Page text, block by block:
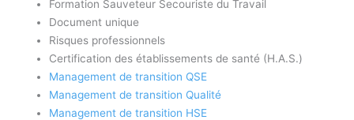
Formation Sauveteur Secouriste du Travail
Document unique
Risques professionnels
Certification des établissements de santé (H.A.S.)
Management de transition QSE
Management de transition Qualité
Management de transition HSE